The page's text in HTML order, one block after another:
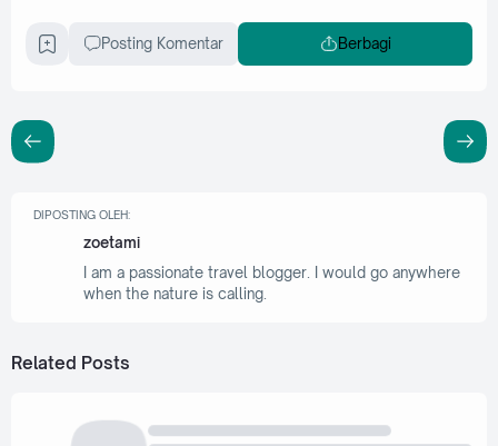
Posting Komentar Berbagi
DIPOSTING OLEH:
zoetami
I am a passionate travel blogger. I would go anywhere
when the nature is calling.
Related Posts